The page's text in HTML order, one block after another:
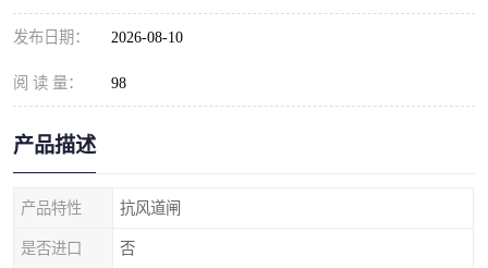
发布日期： 2026-08-10
阅 读 量： 98
产品描述
产品特性 抗风道闸
是否进口 否